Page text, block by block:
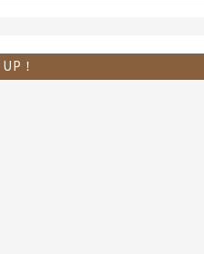
！